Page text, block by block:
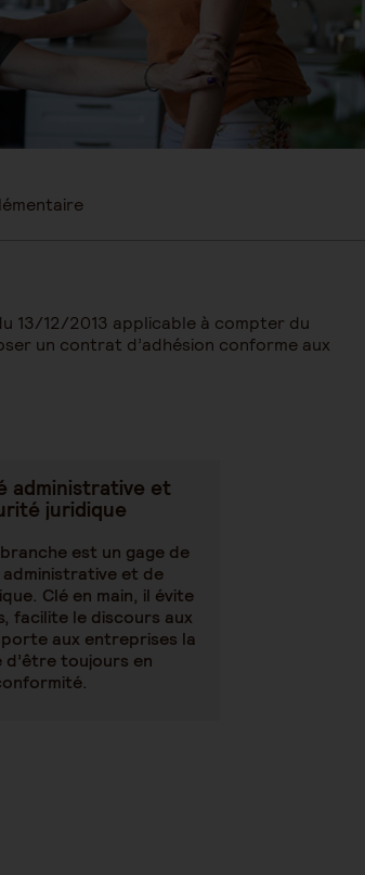
13/12/2013 applicable à compter du
un contrat d’adhésion conforme aux
administrative et
juridique
est un gage de
et de
Clé en main, il évite
facilite le discours aux
aux entreprises la
d’être toujours en